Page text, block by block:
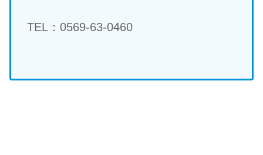
TEL：0569-63-0460